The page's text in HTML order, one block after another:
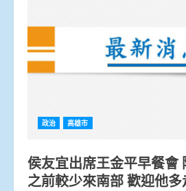
政治 高雄市
侯友宜出席王金平早餐會
之前較少來南部 歡迎他